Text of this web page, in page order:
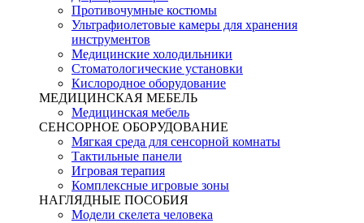
Противочумные костюмы
Ультрафиолетовые камеры для хранения
инструментов
Медицинские холодильники
Стоматологические установки
Кислородное оборудование
МЕДИЦИНСКАЯ МЕБЕЛЬ
Медицинская мебель
СЕНСОРНОЕ ОБОРУДОВАНИЕ
Мягкая среда для сенсорной комнаты
Тактильные панели
Игровая терапия
Комплексные игровые зоны
НАГЛЯДНЫЕ ПОСОБИЯ
Модели скелета человека